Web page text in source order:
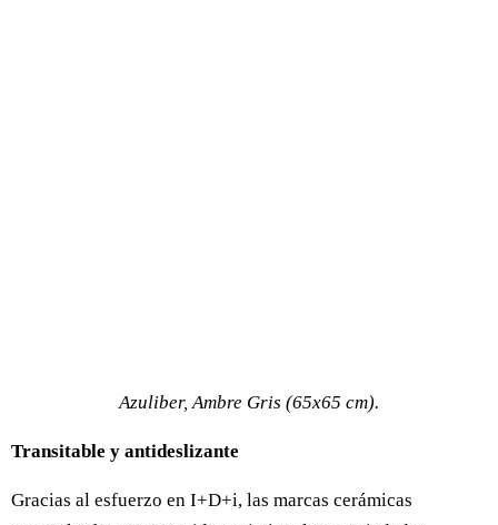
Azuliber, Ambre Gris (65x65 cm).
Transitable y antideslizante
Gracias al esfuerzo en I+D+i, las marcas cerámicas